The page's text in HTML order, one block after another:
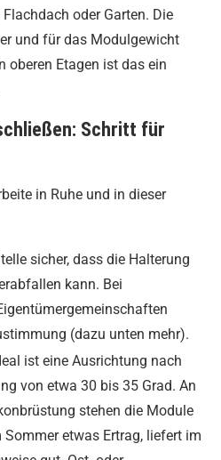
oder Garten. Die
und für das Modulgewicht
oberen Etagen ist das ein
Schritt für
in Ruhe und in dieser
sicher, dass die Halterung
kann. Bei
(dazu unten mehr).
ist eine Ausrichtung nach
von etwa 30 bis 35 Grad. An
stehen die Module
etwas Ertrag, liefert im